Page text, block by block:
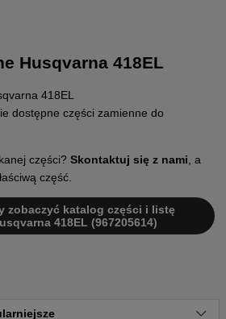
Husqvarna 418EL
418EL
dostępne części zamienne do
części? Skontaktuj się z nami , a
część.
zobaczyć katalog części i listę
418EL (967205614)